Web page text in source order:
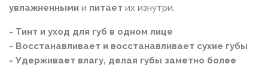
увлажненными и питает их изнутри.
- Тинт и уход для губ в одном лице
- Восстанавливает и восстанавливает сухие губы
- Удерживает влагу, делая губы заметно более